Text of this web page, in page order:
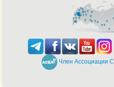
Член Ассоциации